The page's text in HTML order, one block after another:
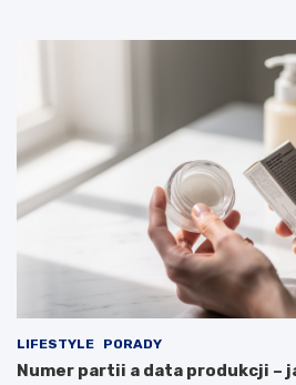
LIFESTYLE PORADY
Numer partii a data produkcji –